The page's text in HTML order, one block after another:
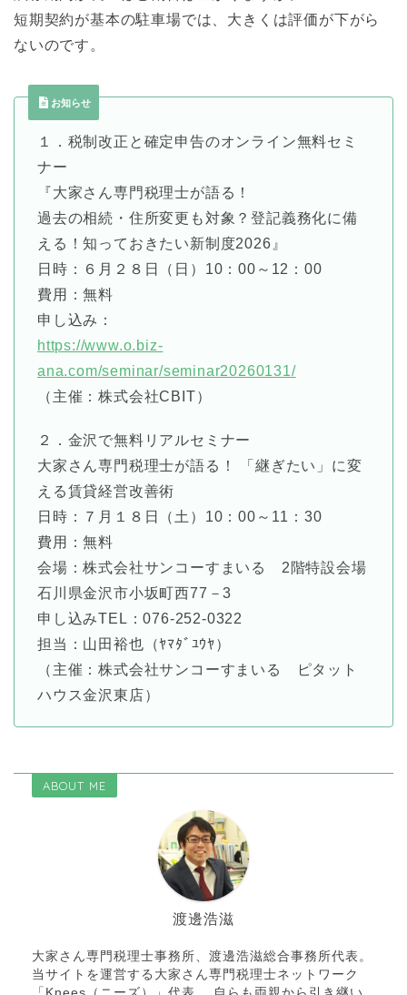
短期契約が基本の駐車場では、大きくは評価が下がら
ないのです。
お知らせ
１．税制改正と確定申告のオンライン無料セミ
ナー
『大家さん専門税理士が語る！
過去の相続・住所変更も対象？登記義務化に備
える！知っておきたい新制度2026』
日時：６月２８日（日）10：00～12：00
費用：無料
申し込み：
https://www.o.biz-
ana.com/seminar/seminar20260131/
（主催：株式会社CBIT）
２．金沢で無料リアルセミナー
大家さん専門税理士が語る！ 「継ぎたい」に変
える賃貸経営改善術
日時：７月１８日（土）10：00～11：30
費用：無料
会場：株式会社サンコーすまいる 2階特設会場
石川県金沢市小坂町西77－3
申し込みTEL：076-252-0322
担当：山田裕也（ﾔﾏﾀﾞﾕｳﾔ）
（主催：株式会社サンコーすまいる ピタット
ハウス金沢東店）
ABOUT ME
渡邊浩滋
大家さん専門税理士事務所、渡邊浩滋総合事務所代表。
当サイトを運営する大家さん専門税理士ネットワーク